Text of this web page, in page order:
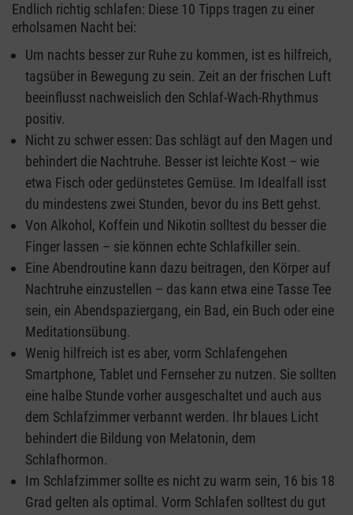
Endlich richtig schlafen: Diese 10 Tipps tragen zu einer
erholsamen Nacht bei:
Um nachts besser zur Ruhe zu kommen, ist es hilfreich,
tagsüber in Bewegung zu sein. Zeit an der frischen Luft
beeinflusst nachweislich den Schlaf-Wach-Rhythmus
positiv.
Nicht zu schwer essen: Das schlägt auf den Magen und
behindert die Nachtruhe. Besser ist leichte Kost – wie
etwa Fisch oder gedünstetes Gemüse. Im Idealfall isst
du mindestens zwei Stunden, bevor du ins Bett gehst.
Von Alkohol, Koffein und Nikotin solltest du besser die
Finger lassen – sie können echte Schlafkiller sein.
Eine Abendroutine kann dazu beitragen, den Körper auf
Nachtruhe einzustellen – das kann etwa eine Tasse Tee
sein, ein Abendspaziergang, ein Bad, ein Buch oder eine
Meditationsübung.
Wenig hilfreich ist es aber, vorm Schlafengehen
Smartphone, Tablet und Fernseher zu nutzen. Sie sollten
eine halbe Stunde vorher ausgeschaltet und auch aus
dem Schlafzimmer verbannt werden. Ihr blaues Licht
behindert die Bildung von Melatonin, dem
Schlafhormon.
Im Schlafzimmer sollte es nicht zu warm sein, 16 bis 18
Grad gelten als optimal. Vorm Schlafen solltest du gut